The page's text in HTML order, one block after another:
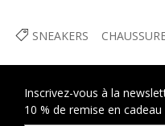
SNEAKERS
Inscrivez-vous à la
10 % de remise en cadeau